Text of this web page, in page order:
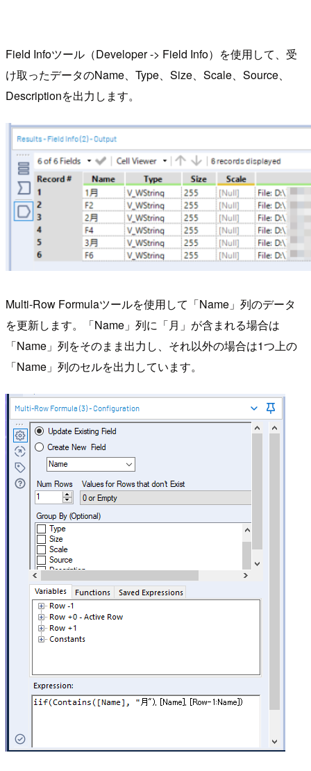
Field Infoツール（Developer -> Field Info）を使用して、受
け取ったデータのName、Type、Size、Scale、Source、
Descriptionを出力します。
Multi-Row Formulaツールを使用して「Name」列のデータ
を更新します。「Name」列に「月」が含まれる場合は
「Name」列をそのまま出力し、それ以外の場合は1つ上の
「Name」列のセルを出力しています。